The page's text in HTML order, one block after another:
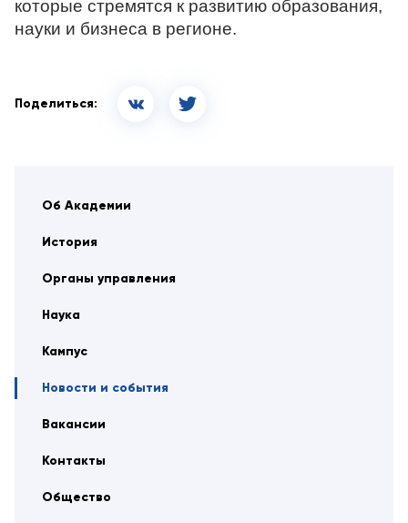
Об Академии
История
Органы управления
Наука
Кампус
Новости и события
Вакансии
Контакты
Общество
которые стремятся к развитию образования,
науки и бизнеса в регионе.
Поделиться: